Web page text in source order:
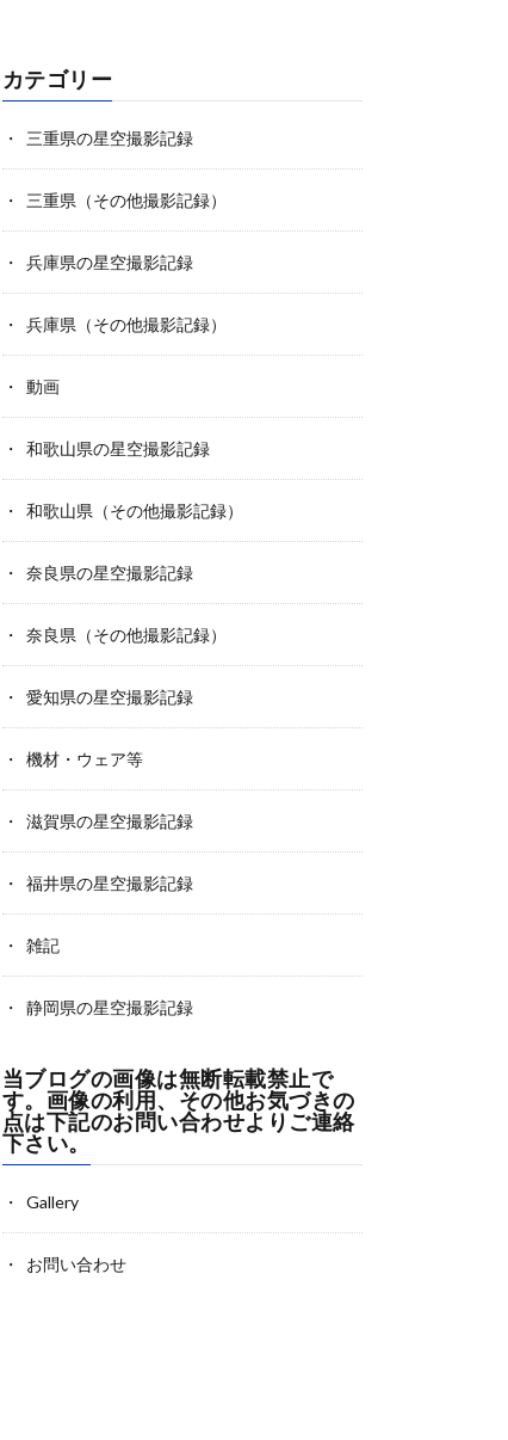
カテゴリー
三重県の星空撮影記録
三重県（その他撮影記録）
兵庫県の星空撮影記録
兵庫県（その他撮影記録）
動画
和歌山県の星空撮影記録
和歌山県（その他撮影記録）
奈良県の星空撮影記録
奈良県（その他撮影記録）
愛知県の星空撮影記録
機材・ウェア等
滋賀県の星空撮影記録
福井県の星空撮影記録
雑記
静岡県の星空撮影記録
当ブログの画像は無断転載禁止で
す。画像の利用、その他お気づきの
点は下記のお問い合わせよりご連絡
下さい。
Gallery
お問い合わせ